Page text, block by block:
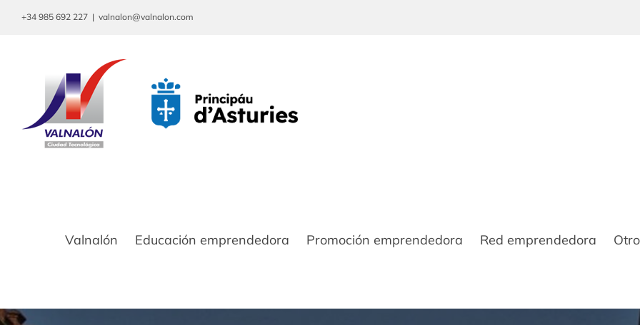
Saltar+34 985 692 227 | valnalon@valnalon.com
Valnalón Educación emprendedora Promoción emprendedora Red emprendedora